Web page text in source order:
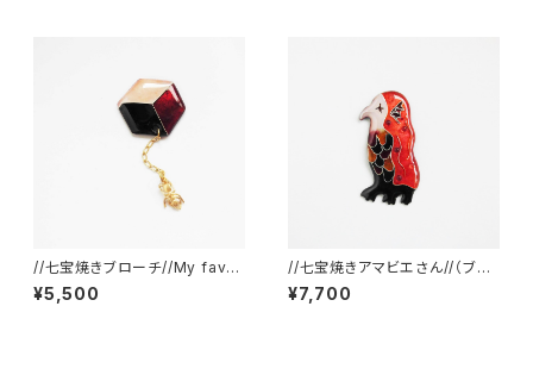
//七宝焼きブローチ//My favor
ite things.
¥5,500
//七宝焼きアマビエさん//（ブロ
ーチ・ペンダントトップ・帯留め）
¥7,700